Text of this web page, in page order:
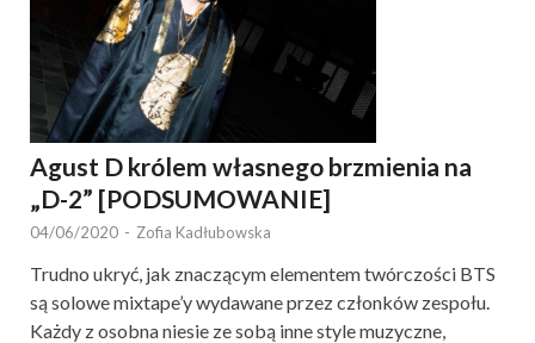
Agust D królem własnego brzmienia na
„D-2” [PODSUMOWANIE]
04/06/2020 - Zofia Kadłubowska
Trudno ukryć, jak znaczącym elementem twórczości BTS
są solowe mixtape’y wydawane przez członków zespołu.
Każdy z osobna niesie ze sobą inne style muzyczne,